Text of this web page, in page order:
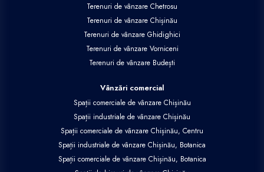
Terenuri de vânzare Chetrosu
Terenuri de vânzare Chișinău
Terenuri de vânzare Ghidighici
Terenuri de vânzare Vorniceni
Terenuri de vânzare Budești
Vânzări comercial
Spații comerciale de vânzare Chișinău
Spații industriale de vânzare Chișinău
Spații comerciale de vânzare Chișinău, Centru
Spații industriale de vânzare Chișinău, Botanica
Spații comerciale de vânzare Chișinău, Botanica